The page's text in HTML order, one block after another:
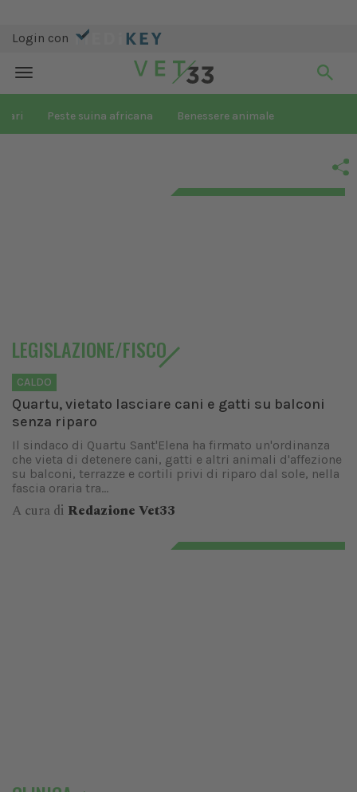
Login con
Toggle
navigation
Peste suina africana Benessere animale
LEGISLAZIONE/FISCO
CALDO
Quartu, vietato lasciare cani e gatti su balconi
senza riparo
Il sindaco di Quartu Sant'Elena ha firmato un'ordinanza
che vieta di detenere cani, gatti e altri animali d'affezione
su balconi, terrazze e cortili privi di riparo dal sole, nella
fascia oraria tra...
A cura di Redazione Vet33